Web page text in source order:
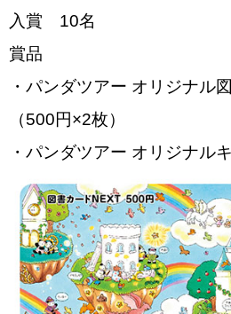
入賞 10名
賞品
・パンダツアー オリジナル
（500円×2枚）
・パンダツアー オリジナル